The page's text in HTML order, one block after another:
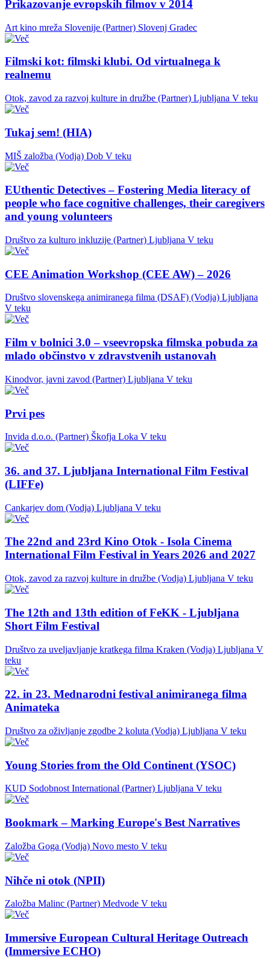
Prikazovanje evropskih filmov v 2014
Art kino mreža Slovenije (Partner) Slovenj Gradec
Filmski kot: filmski klubi. Od virtualnega k
realnemu
Otok, zavod za razvoj kulture in družbe (Partner) Ljubljana V teku
Tukaj sem! (HIA)
MIŠ založba (Vodja) Dob V teku
EUthentic Detectives – Fostering Media literacy of
people who face cognitive challenges, their caregivers
and young volunteers
Društvo za kulturo inkluzije (Partner) Ljubljana V teku
CEE Animation Workshop (CEE AW) – 2026
Društvo slovenskega animiranega filma (DSAF) (Vodja) Ljubljana
V teku
Film v bolnici 3.0 – vseevropska filmska pobuda za
mlado občinstvo v zdravstvenih ustanovah
Kinodvor, javni zavod (Partner) Ljubljana V teku
Prvi pes
Invida d.o.o. (Partner) Škofja Loka V teku
36. and 37. Ljubljana International Film Festival
(LIFFe)
Cankarjev dom (Vodja) Ljubljana V teku
The 22nd and 23rd Kino Otok - Isola Cinema
International Film Festival in Years 2026 and 2027
Otok, zavod za razvoj kulture in družbe (Vodja) Ljubljana V teku
The 12th and 13th edition of FeKK - Ljubljana
Short Film Festival
Društvo za uveljavljanje kratkega filma Kraken (Vodja) Ljubljana V
teku
22. in 23. Mednarodni festival animiranega filma
Animateka
Društvo za oživljanje zgodbe 2 koluta (Vodja) Ljubljana V teku
Young Stories from the Old Continent (YSOC)
KUD Sodobnost International (Partner) Ljubljana V teku
Bookmark – Marking Europe's Best Narratives
Založba Goga (Vodja) Novo mesto V teku
Nihče ni otok (NPII)
Založba Malinc (Partner) Medvode V teku
Immersive European Cultural Heritage Outreach
(Immersive ECHO)